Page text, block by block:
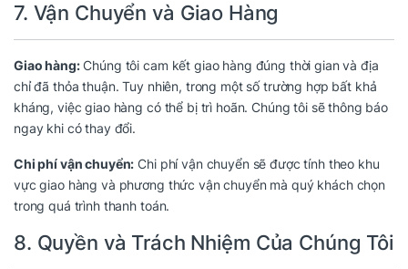
7. Vận Chuyển và Giao Hàng
Giao hàng:Chúng tôi cam kết giao hàng đúng thời gian và địa
chỉ đã thỏa thuận. Tuy nhiên, trong một số trường hợp bất khả
kháng, việc giao hàng có thể bị trì hoãn. Chúng tôi sẽ thông báo
ngay khi có thay đổi.
Chi phí vận chuyển: Chi phí vận chuyển sẽ được tính theo khu
vực giao hàng và phương thức vận chuyển mà quý khách chọn
trong quá trình thanh toán.
8. Quyền và Trách Nhiệm Của Chúng Tôi